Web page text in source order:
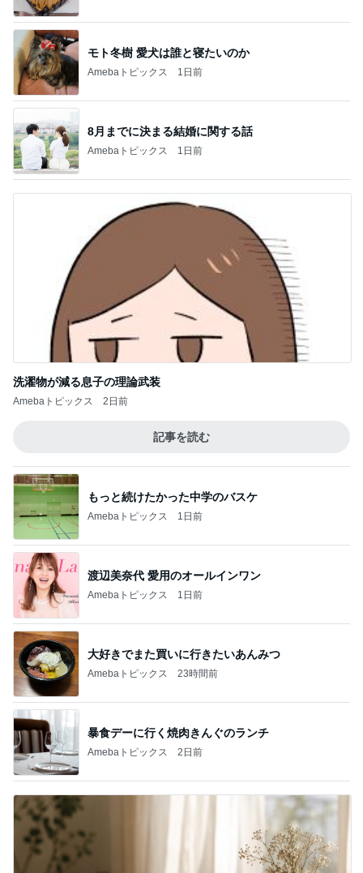
モト冬樹 愛犬は誰と寝たいのか
Amebaトピックス 1日前
8月までに決まる結婚に関する話
Amebaトピックス 1日前
洗濯物が減る息子の理論武装
Amebaトピックス 2日前
記事を読む
もっと続けたかった中学のバスケ
Amebaトピックス 1日前
渡辺美奈代 愛用のオールインワン
Amebaトピックス 1日前
大好きでまた買いに行きたいあんみつ
Amebaトピックス 23時間前
暴食デーに行く焼肉きんぐのランチ
Amebaトピックス 2日前